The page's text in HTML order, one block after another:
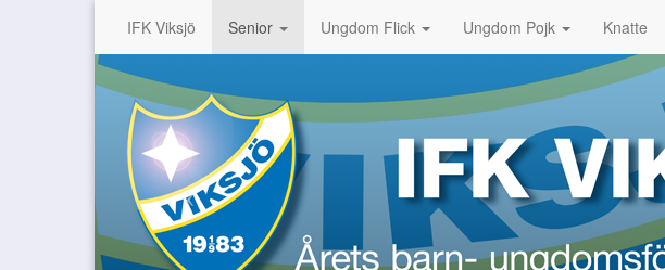
IFK Viksjö Senior Ungdom Flick Ungdom Pojk Knatte